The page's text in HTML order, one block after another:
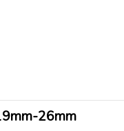
26mm